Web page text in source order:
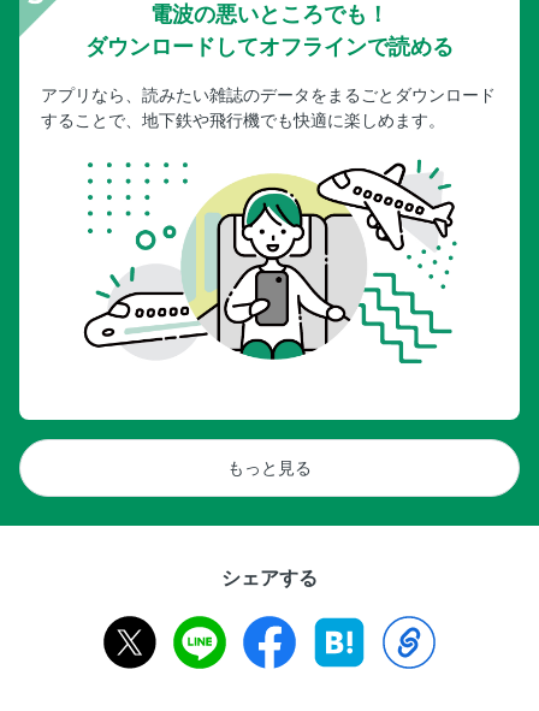
電波の悪いところでも！
ダウンロードしてオフラインで読める
アプリなら、読みたい雑誌のデータをまるごとダウンロード
することで、地下鉄や飛行機でも快適に楽しめます。
もっと見る
シェアする